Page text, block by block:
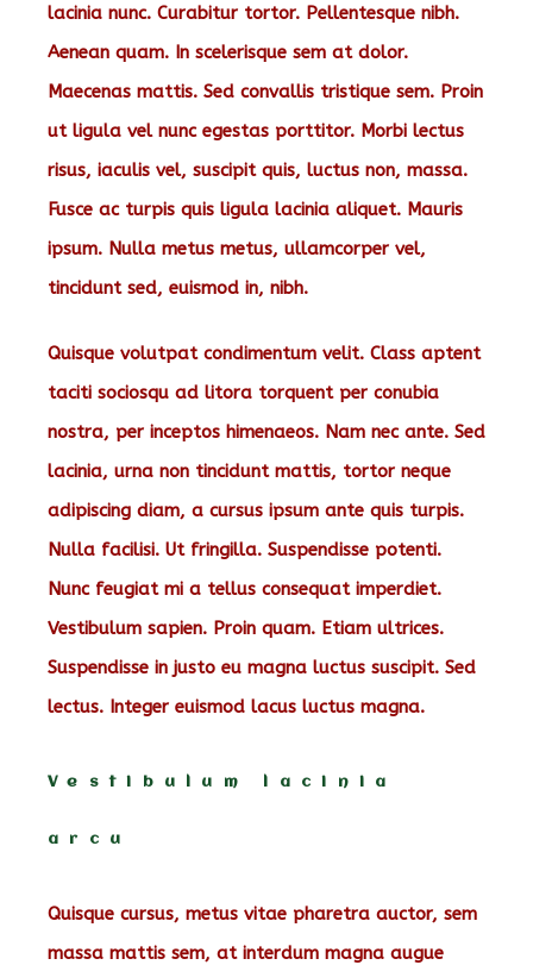
lacinia nunc. Curabitur tortor. Pellentesque nibh.
Aenean quam. In scelerisque sem at dolor.
Maecenas mattis. Sed convallis tristique sem. Proin
ut ligula vel nunc egestas porttitor. Morbi lectus
risus, iaculis vel, suscipit quis, luctus non, massa.
Fusce ac turpis quis ligula lacinia aliquet. Mauris
ipsum. Nulla metus metus, ullamcorper vel,
tincidunt sed, euismod in, nibh.
Quisque volutpat condimentum velit. Class aptent
taciti sociosqu ad litora torquent per conubia
nostra, per inceptos himenaeos. Nam nec ante. Sed
lacinia, urna non tincidunt mattis, tortor neque
adipiscing diam, a cursus ipsum ante quis turpis.
Nulla facilisi. Ut fringilla. Suspendisse potenti.
Nunc feugiat mi a tellus consequat imperdiet.
Vestibulum sapien. Proin quam. Etiam ultrices.
Suspendisse in justo eu magna luctus suscipit. Sed
lectus. Integer euismod lacus luctus magna.
Vestibulum lacinia
arcu
Quisque cursus, metus vitae pharetra auctor, sem
massa mattis sem, at interdum magna augue